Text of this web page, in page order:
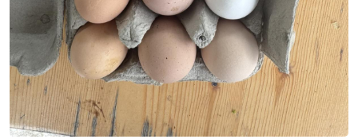
Domaća jaja
> Jaja > domaća
PG Miletić, Ivanjica
jaja iz slobodnog uzgoja